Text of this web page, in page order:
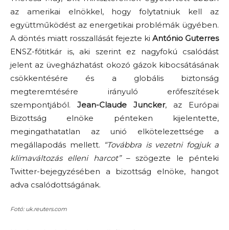
az amerikai elnökkel, hogy folytatniuk kell az
együttműködést az energetikai problémák ügyében.
A döntés miatt rosszallását fejezte ki António Guterres
ENSZ-főtitkár is, aki szerint ez nagyfokú csalódást
jelent az üvegházhatást okozó gázok kibocsátásának
csökkentésére és a globális biztonság
megteremtésére irányuló erőfeszítések
szempontjából. Jean-Claude Juncker, az Európai
Bizottság elnöke pénteken kijelentette,
megingathatatlan az unió elkötelezettsége a
megállapodás mellett. “Továbbra is vezetni fogjuk a
klímaváltozás elleni harcot”– szögezte le pénteki
Twitter-bejegyzésében a bizottság elnöke, hangot
adva csalódottságának.
Fotó: uk.reuters.com